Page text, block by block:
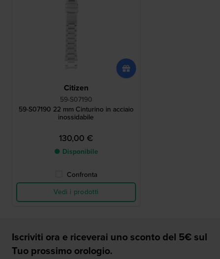
Citizen
59-S07190
59-S07190 22 mm Cinturino in acciaio
inossidabile
130,00 €
● Disponibile
Confronta
Vedi i prodotti
Iscriviti ora e riceverai uno sconto del 5€ sul
Tuo prossimo orologio.